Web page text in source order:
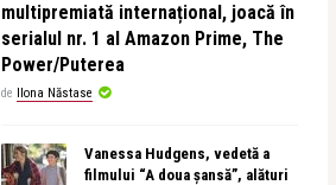
multipremiată internațional, joacă în
serialul nr. 1 al Amazon Prime, The
Power/Puterea
de Ilona Năstase
Vanessa Hudgens, vedetă a
filmului “A doua șansă”, alături